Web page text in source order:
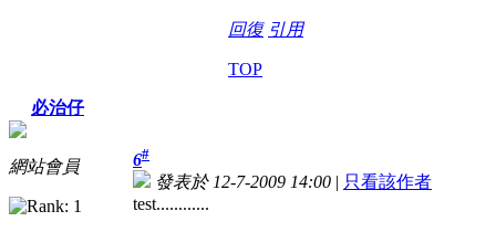
回復 引用
TOP
必治仔
網站會員 6#
發表於 12-7-2009 14:00 | 只看該作者
test............